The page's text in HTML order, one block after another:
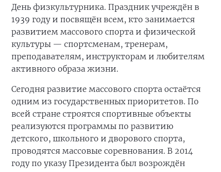
День физкультурника. Праздник учреждён в
1939 году и посвящён всем, кто занимается
развитием массового спорта и физической
культуры — спортсменам, тренерам,
преподавателям, инструкторам и любителям
активного образа жизни.
Сегодня развитие массового спорта остаётся
одним из государственных приоритетов. По
всей стране строятся спортивные объекты
реализуются программы по развитию
детского, школьного и дворового спорта,
проводятся массовые соревнования. В 2014
году по указу Президента был возрождён